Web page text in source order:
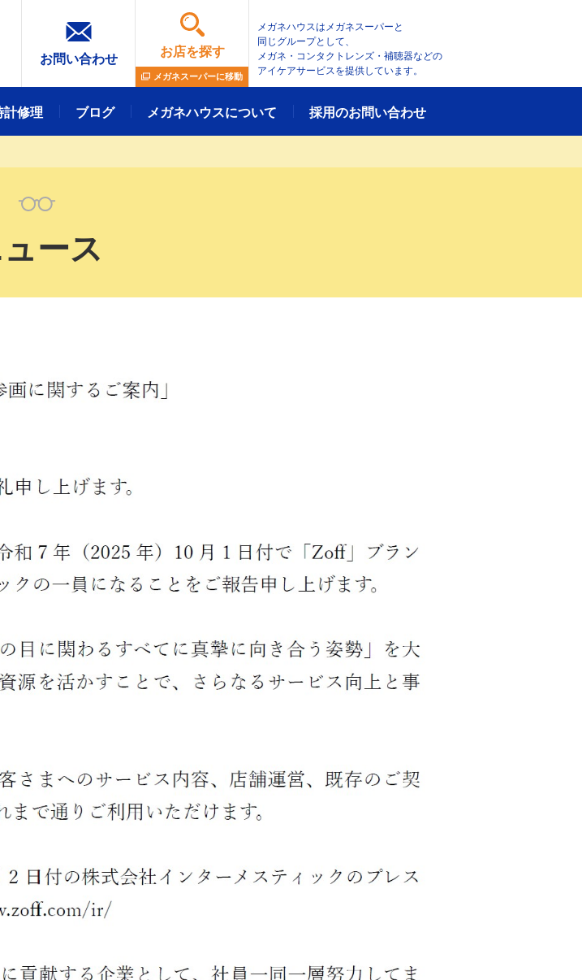
お問い合わせ お店を探す
メガネスーパーに移動
メガネハウスはメガネスーパーと
同じグループとして、
メガネ・コンタクトレンズ・補聴器などの
アイケアサービスを提供しています。
計修理 ブログ メガネハウスについて 採用のお問い合わせ
ース